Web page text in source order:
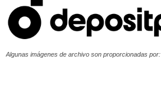
Algunas imágenes de archivo son proporcionadas por: